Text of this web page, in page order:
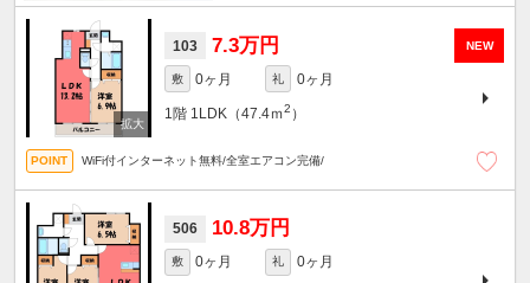
NEW
103 7.3万円
敷 0ヶ月 礼 0ヶ月
1階 1LDK（47.4ｍ2 ）
WiFi付インターネット無料/全室エアコン完備/
506 10.8万円
敷 0ヶ月 礼 0ヶ月